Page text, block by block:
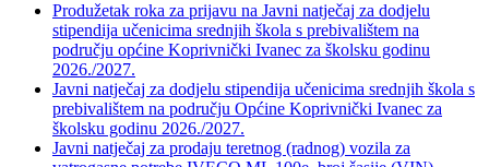
Produžetak roka za prijavu na Javni natječaj za dodjelu
stipendija učenicima srednjih škola s prebivalištem na
području općine Koprivnički Ivanec za školsku godinu
2026./2027.
Javni natječaj za dodjelu stipendija učenicima srednjih škola s
prebivalištem na području Općine Koprivnički Ivanec za
školsku godinu 2026./2027.
Javni natječaj za prodaju teretnog (radnog) vozila za